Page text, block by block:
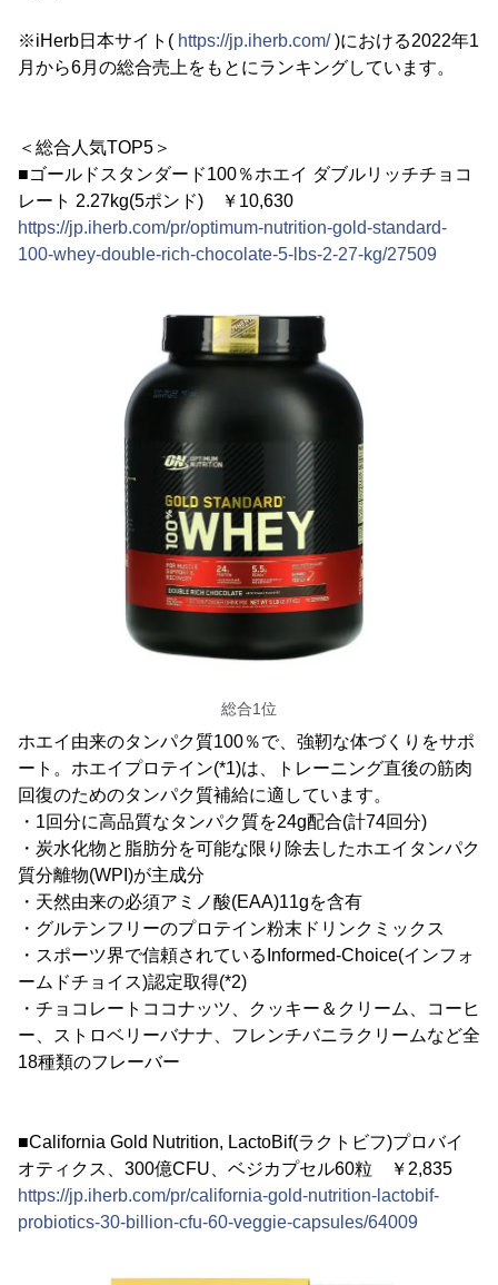
※iHerb日本サイト( https://jp.iherb.com/)における2022年1
月から6月の総合売上をもとにランキングしています。
＜総合人気TOP5＞
■ゴールドスタンダード100％ホエイ ダブルリッチチョコ
レート 2.27kg(5ポンド) ￥10,630
https://jp.iherb.com/pr/optimum-nutrition-gold-standard-
100-whey-double-rich-chocolate-5-lbs-2-27-kg/27509
総合1位
ホエイ由来のタンパク質100％で、強靭な体づくりをサポ
ート。ホエイプロテイン(*1)は、トレーニング直後の筋肉
回復のためのタンパク質補給に適しています。
・1回分に高品質なタンパク質を24g配合(計74回分)
・炭水化物と脂肪分を可能な限り除去したホエイタンパク
質分離物(WPI)が主成分
・天然由来の必須アミノ酸(EAA)11gを含有
・グルテンフリーのプロテイン粉末ドリンクミックス
・スポーツ界で信頼されているInformed-Choice(インフォ
ームドチョイス)認定取得(*2)
・チョコレートココナッツ、クッキー＆クリーム、コーヒ
ー、ストロベリーバナナ、フレンチバニラクリームなど全
18種類のフレーバー
■California Gold Nutrition, LactoBif(ラクトビフ)プロバイ
オティクス、300億CFU、ベジカプセル60粒 ￥2,835
https://jp.iherb.com/pr/california-gold-nutrition-lactobif-
probiotics-30-billion-cfu-60-veggie-capsules/64009